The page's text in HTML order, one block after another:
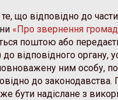
що відповідно до
«Про звернення
поштою або
відповідного органу,
ним особу,
до
бути надіслане з